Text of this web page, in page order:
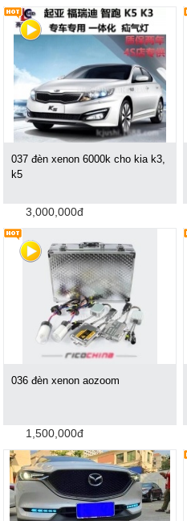
037 đèn xenon 6000k cho kia k3,
k5
3,000,000đ
036 đèn xenon aozoom
1,500,000đ